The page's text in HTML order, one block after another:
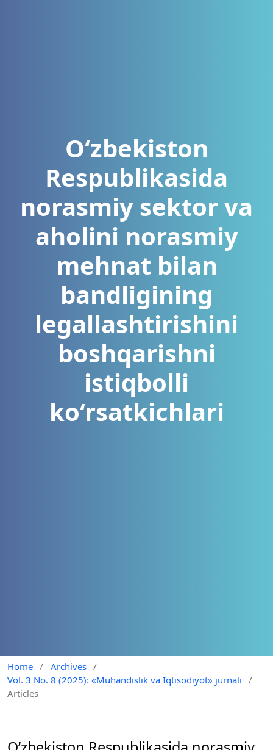
O‘zbekiston
Respublikasida
norasmiy sektor va
aholini norasmiy
mehnat bilan
bandligining
legallashtirishini
boshqarishni
istiqbolli
ko‘rsatkichlari
Home / Archives /
Vol. 3 No. 8 (2025): «Muhandislik va Iqtisodiyot» jurnali
/
Articles